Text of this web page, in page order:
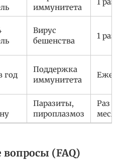
иммунитета
Вирус
бешенства
1 раз
год
Поддержка
иммунитета
Паразиты,
пироплазмоз
Раз в
месяц
вопросы (FAQ)